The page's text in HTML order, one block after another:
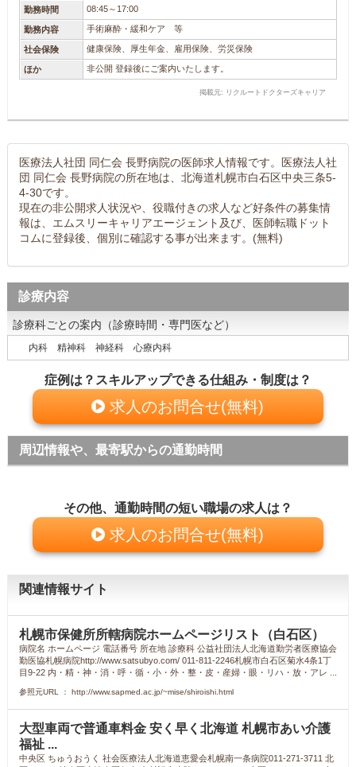
勤務時間 08:45～17:00
勤務内容 手術麻酔・緩和ケア 等
社会保険 健康保険、厚生年金、雇用保険、労災保険
ほか 非公開 登録後にご案内いたします。
掲載元: リクルートドクターズキャリア
医療法人社団 同仁会 長野病院の医師求人情報です。医療法人社
団 同仁会 長野病院の所在地は、北海道札幌市白石区中央三条5-
4-30です。
現在の非公開求人状況や、役職付きの求人など好条件の募集情
報は、エムスリーキャリアエージェント及び、医師転職ドット
コムに登録後、個別に確認する事が出来ます。(無料)
診療内容
診療科ごとの案内（診療時間・専門医など）
内科 精神科 神経科 心療内科
症例は？スキルアップできる仕組み・制度は？
求人のお問合せ(無料)
周辺情報や、最寄駅からの通勤時間
その他、通勤時間の短い職場の求人は？
求人のお問合せ(無料)
関連情報サイト
札幌市保健所所轄病院ホームページリスト（白石区）
病院名 ホームページ 電話番号 所在地 診療科 公益社団法人北海道勤労者医療協会
勤医協札幌病院http://www.satsubyo.com/ 011-811-2246札幌市白石区菊水4条1丁
目9-22 内・精・神・消・呼・循・小・外・整・皮・産婦・眼・リハ・放・アレ ...
参照元URL ： http://www.sapmed.ac.jp/~mise/shiroishi.html
大型車両で普通車料金 安く早く北海道 札幌市あい介護
福祉 ...
中央区 ちゅうおうく 社会医療法人北海道恵愛会札幌南一条病院011-271-3711 北